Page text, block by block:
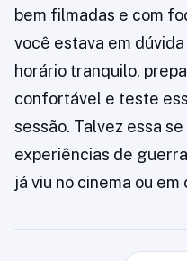
bem filmadas e com
você estava em
horário tranquilo,
confortável e teste
sessão. Talvez essa
experiências de
já viu no cinema ou em